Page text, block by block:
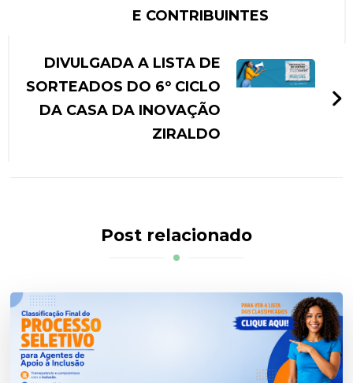
E CONTRIBUINTES
DIVULGADA A LISTA DE
SORTEADOS DO 6º CICLO
DA CASA DA INOVAÇÃO
ZIRALDO
Post relacionado